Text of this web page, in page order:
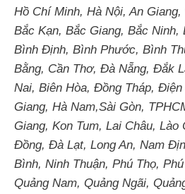
Hồ Chí Minh, Hà Nội, An
Bắc Kạn, Bắc Giang, Bắc Ninh,
Bình Định, Bình Phước, Bình
Bằng, Cần Thơ, Đà Nẵng, Đắk
Nai, Biên Hòa, Đồng Tháp,
Giang, Hà Nam,Sài Gòn,
Giang, Kon Tum, Lai Châu, Lào
Đồng, Đà Lạt, Long An, Nam
Bình, Ninh Thuận, Phú Thọ,
Quảng Nam, Quảng Ngãi,